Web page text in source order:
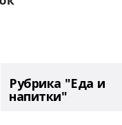
Рубрика "Еда и
напитки"